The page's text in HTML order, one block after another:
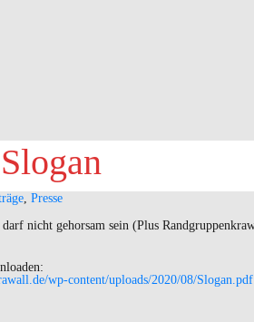
, Presse
wp-content/uploads/2020/08/Slogan.pdf